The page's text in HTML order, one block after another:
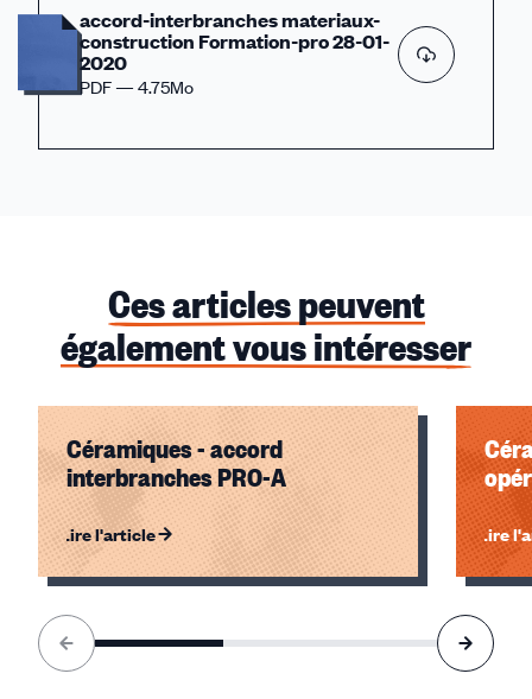
accord-interbranches materiaux-
construction Formation-pro 28-01-
2020
PDF — 4.75Mo
Ces articles peuvent
également vous intéresser
Céramiques - accord
interbranches PRO-A
Lire l'article Lire